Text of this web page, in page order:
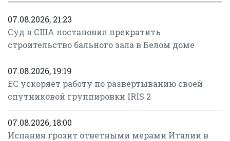
07.08.2026, 21:23
Суд в США постановил прекратить
строительство бального зала в Белом доме
07.08.2026, 19:19
ЕС ускоряет работу по развертыванию своей
спутниковой группировки IRIS 2
07.08.2026, 18:00
Испания грозит ответными мерами Италии в